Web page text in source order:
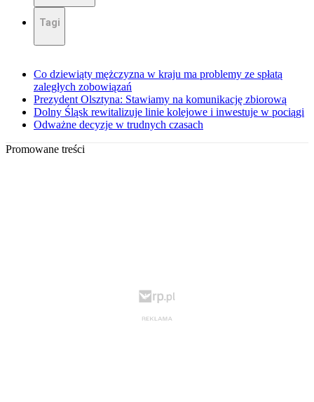
Tagi
Co dziewiąty mężczyzna w kraju ma problemy ze spłatą
zaległych zobowiązań
Prezydent Olsztyna: Stawiamy na komunikację zbiorową
Dolny Śląsk rewitalizuje linie kolejowe i inwestuje w pociągi
Odważne decyzje w trudnych czasach
Promowane treści